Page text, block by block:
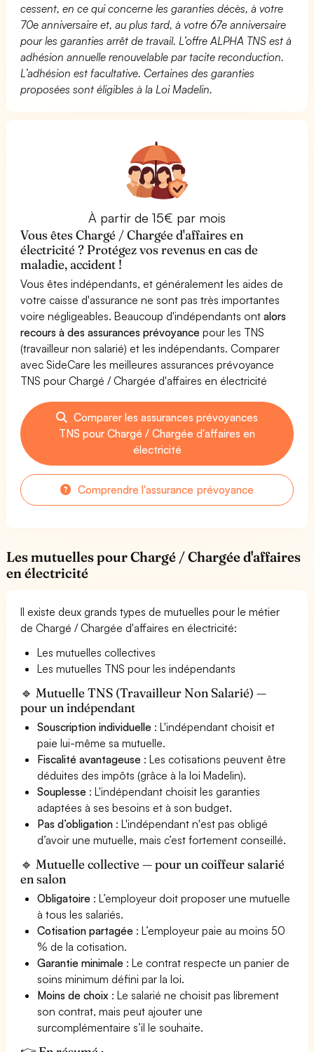
cessent, en ce qui concerne les garanties décès, à votre
70e anniversaire et, au plus tard, à votre 67e anniversaire
pour les garanties arrêt de travail. L’offre ALPHA TNS est à
adhésion annuelle renouvelable par tacite reconduction.
L’adhésion est facultative. Certaines des garanties
proposées sont éligibles à la Loi Madelin.
À partir de 15€ par mois
Vous êtes Chargé / Chargée d'affaires en
électricité ? Protégez vos revenus en cas de
maladie, accident !
Vous êtes indépendants, et généralement les aides de
votre caisse d'assurance ne sont pas très importantes
voire négligeables. Beaucoup d'indépendants ontalors
recours à des assurances prévoyance pour les TNS
(travailleur non salarié) et les indépendants. Comparer
avec SideCare les meilleures assurances prévoyance
TNS pour Chargé / Chargée d'affaires en électricité
Comparer les assurances prévoyances
TNS pour Chargé / Chargée d'affaires en
électricité
Comprendre l'assurance prévoyance
Les mutuelles pour Chargé / Chargée d'affaires
en électricité
Il existe deux grands types de mutuelles pour le métier
de Chargé / Chargée d'affaires en électricité:
Les mutuelles collectives
Les mutuelles TNS pour les indépendants
🔹 Mutuelle TNS (Travailleur Non Salarié) —
pour un indépendant
Souscription individuelle : L'indépendant choisit et
paie lui-même sa mutuelle.
Fiscalité avantageuse : Les cotisations peuvent être
déduites des impôts (grâce à la loi Madelin).
Souplesse : L'indépendant choisit les garanties
adaptées à ses besoins et à son budget.
Pas d’obligation : L'indépendant n'est pas obligé
d’avoir une mutuelle, mais c’est fortement conseillé.
🔹 Mutuelle collective — pour un coiffeur salarié
en salon
Obligatoire : L’employeur doit proposer une mutuelle
à tous les salariés.
Cotisation partagée : L’employeur paie au moins 50
% de la cotisation.
Garantie minimale : Le contrat respecte un panier de
soins minimum défini par la loi.
Moins de choix : Le salarié ne choisit pas librement
son contrat, mais peut ajouter une
surcomplémentaire s’il le souhaite.